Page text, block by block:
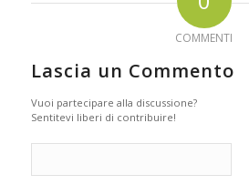
COMMENTI
Lascia un Commento
Vuoi partecipare alla discussione?
Sentitevi liberi di contribuire!